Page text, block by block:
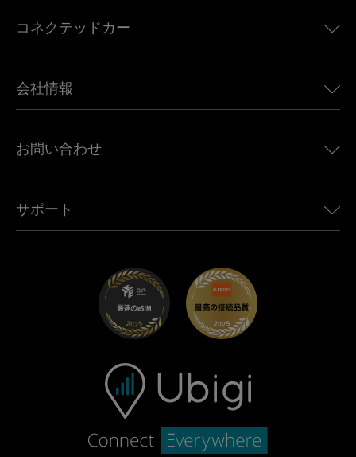
ヨーロッパ向けeSIM
カナダ向けeSIM
アフリカ向けeSIM
すべての目的地を見る
コネクテッドカー
Land Rover向けUbigi
Jeep向けUbigi
Mini向けUbigi
Maserati向けUbigi
会社情報
Ubigi関連プレス
Ubigiアプリ
お問い合わせ
アフェリエイトプログラム
サポート
トラブルシューティング
ヘルプセンター
お問い合わせ先